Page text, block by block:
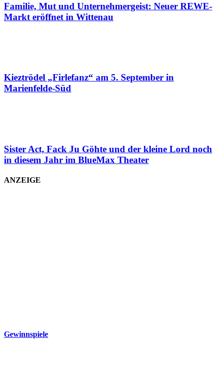
Familie, Mut und Unternehmergeist: Neuer REWE-
Markt eröffnet in Wittenau
Kieztrödel „Firlefanz“ am 5. September in
Marienfelde-Süd
Sister Act, Fack Ju Göhte und der kleine Lord noch
in diesem Jahr im BlueMax Theater
ANZEIGE
Gewinnspiele